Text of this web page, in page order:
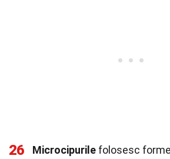
26 Microcipurile folosesc